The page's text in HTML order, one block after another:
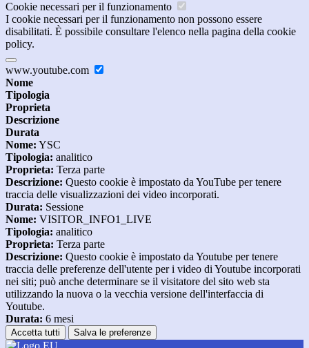
Cookie necessari per il funzionamento
I cookie necessari per il funzionamento non possono essere
disabilitati. È possibile consultare l'elenco nella pagina della cookie
policy.
www.youtube.com
Nome
Tipologia
Proprieta
Descrizione
Durata
Nome: YSC
Tipologia: analitico
Proprieta: Terza parte
Descrizione: Questo cookie è impostato da YouTube per tenere
traccia delle visualizzazioni dei video incorporati.
Durata: Sessione
Nome: VISITOR_INFO1_LIVE
Tipologia: analitico
Proprieta: Terza parte
Descrizione: Questo cookie è impostato da Youtube per tenere
traccia delle preferenze dell'utente per i video di Youtube incorporati
nei siti; può anche determinare se il visitatore del sito web sta
utilizzando la nuova o la vecchia versione dell'interfaccia di
Youtube.
Durata: 6 mesi
Accetta tutti Salva le preferenze